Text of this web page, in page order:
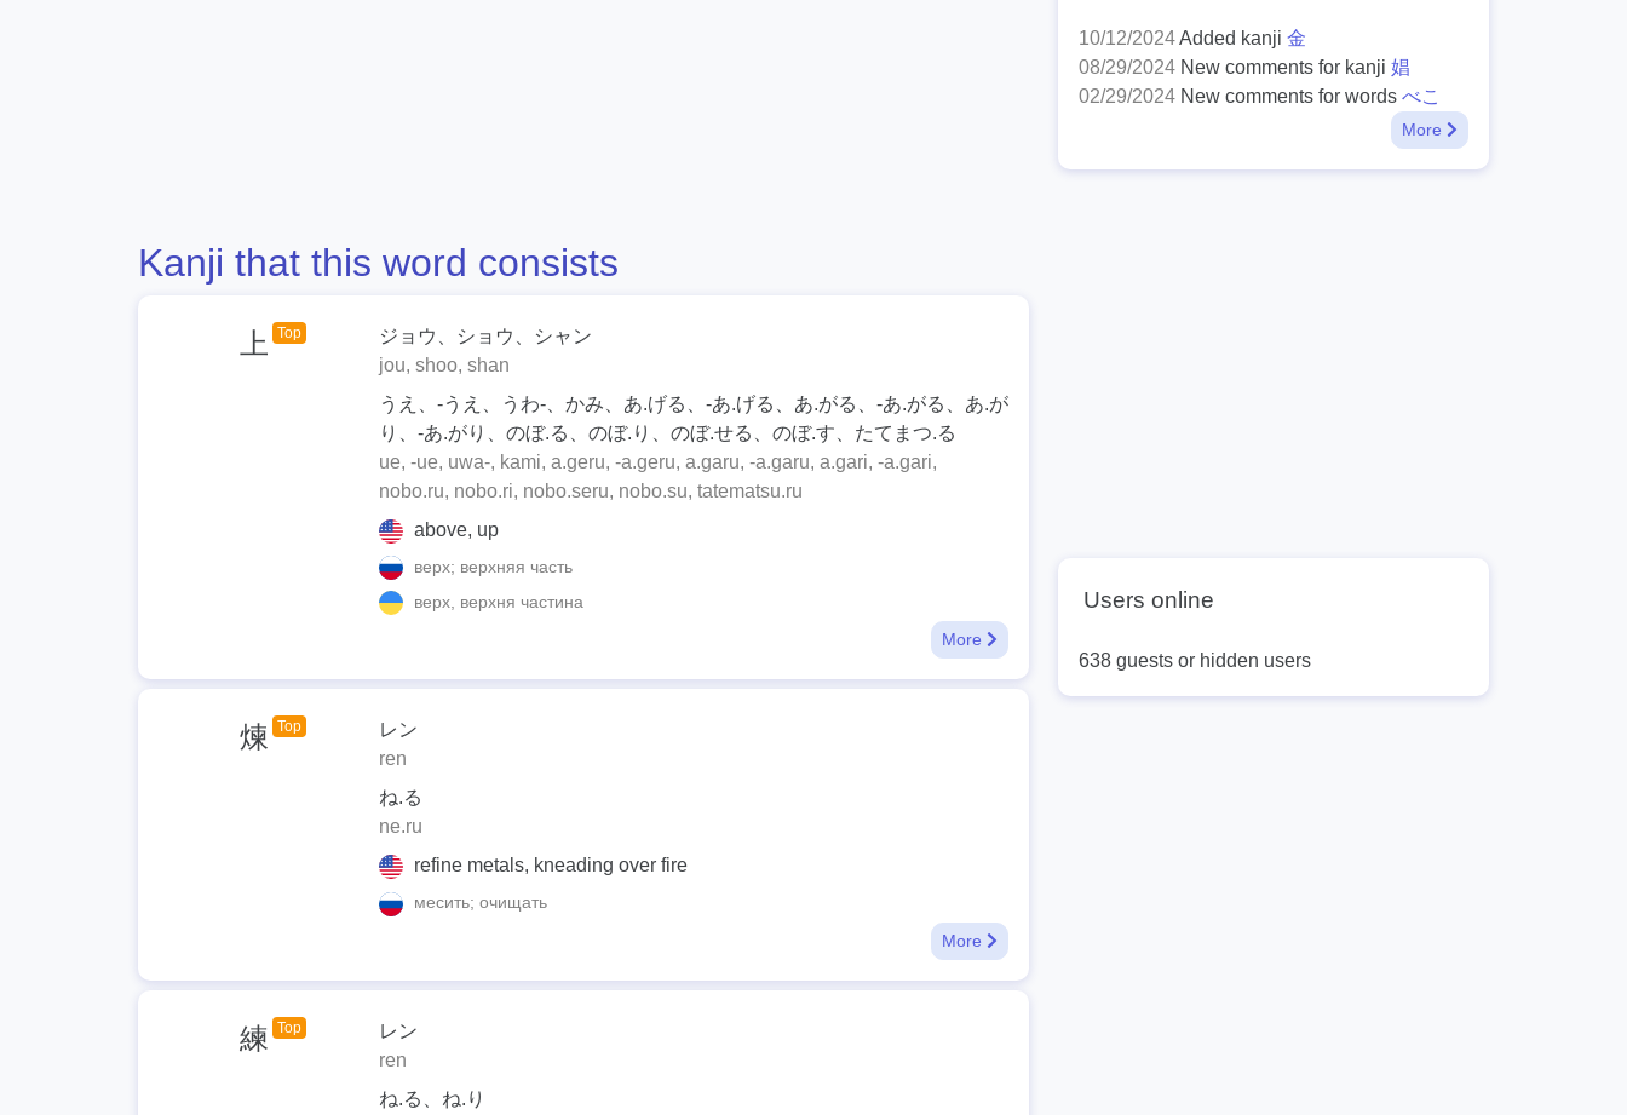
Kanji that this word consists
上 Top
ジョウ、ショウ、シャン
jou, shoo, shan
うえ、-うえ、うわ-、かみ、あ.げる、-あ.げる、あ.がる、-あ.がる、あ.が
り、-あ.がり、のぼ.る、のぼ.り、のぼ.せる、のぼ.す、たてまつ.る
ue, -ue, uwa-, kami, a.geru, -a.geru, a.garu, -a.garu, a.gari, -a.gari,
nobo.ru, nobo.ri, nobo.seru, nobo.su, tatematsu.ru
above, up
верх; верхняя часть
верх, верхня частина
More
煉 Top
レン
ren
ね.る
ne.ru
refine metals, kneading over fire
месить; очищать
More
練 Top
レン
ren
ね.る、ね.り
10/12/2024Added kanji 金
08/29/2024 New comments for kanji 娼
02/29/2024 New comments for words べこ
More
Users online
638 guests or hidden users